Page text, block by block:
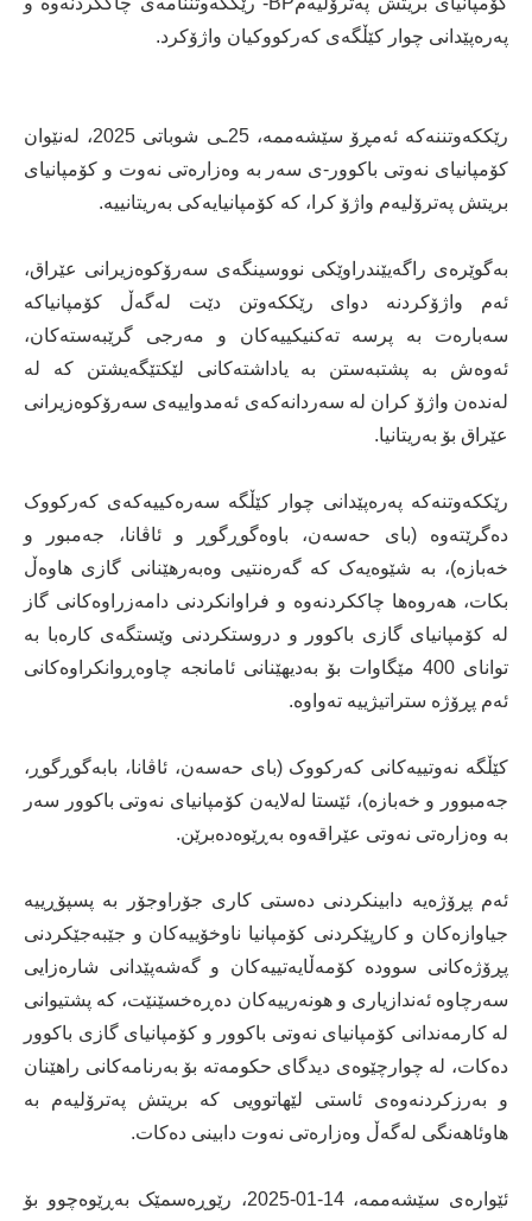
پەرەپێدانی چوار کێڵگەی کەرکووکیان واژۆکرد.
رێککەوتننەکە ئەمڕۆ سێشەممە، 25ـی شوباتی 2025، لەنێوان
کۆمپانیای نەوتی باکوور-ی سەر بە وەزارەتی نەوت و کۆمپانیای
بریتش پەترۆلیەم واژۆ کرا، کە کۆمپانیایەکی بەریتانییە.
بەگوێرەی راگەیێندراوێکی نووسینگەی سەرۆکوەزیرانی عێراق،
ئەم واژۆکردنە دوای رێککەوتن دێت لەگەڵ کۆمپانیاکە
سەبارەت بە پرسە تەکنیکییەکان و مەرجی گرێبەستەکان،
ئەوەش بە پشتبەستن بە یاداشتەکانی لێکتێگەیشتن کە لە
لەندەن واژۆ کران لە سەردانەکەی ئەمدواییەی سەرۆکوەزیرانی
عێراق بۆ بەریتانیا.
رێککەوتنەکە پەرەپێدانی چوار کێڵگە سەرەکییەکەی کەرکووک
دەگرێتەوە (بای حەسەن، باوەگوڕگوڕ و ئاڤانا، جەمبور و
خەبازە)، بە شێوەیەک کە گەرەنتیی وەبەرهێنانی گازی هاوەڵ
بکات، هەروەها چاککردنەوە و فراوانکردنی دامەزراوەکانی گاز
لە کۆمپانیای گازی باکوور و دروستکردنی وێستگەی کارەبا بە
توانای 400 مێگاوات بۆ بەدیهێنانی ئامانجە چاوەڕوانکراوەکانی
ئەم پڕۆژە ستراتیژییە تەواوە.
كێڵگە نەوتییەكانی كەركووک (بای حەسەن، ئاڤانا، بابەگوڕگوڕ،
جەمبوور و خەبازە)، ئێستا لەلایەن كۆمپانیای نەوتی باكوور سەر
بە وەزارەتی نەوتی عێراقەوە بەڕێوەدەبرێن.
ئەم پڕۆژەیە دابینکردنی دەستی کاری جۆراوجۆر بە پسپۆڕییە
جیاوازەکان و کارپێکردنی کۆمپانیا ناوخۆییەکان و جێبەجێکردنی
پڕۆژەکانی سوودە کۆمەڵایەتییەکان و گەشەپێدانی شارەزایی
سەرچاوە ئەندازیاری و هونەرییەکان دەڕەخسێنێت، کە پشتیوانی
لە کارمەندانی کۆمپانیای نەوتی باکوور و کۆمپانیای گازی باکوور
دەکات، لە چوارچێوەی دیدگای حکومەتە بۆ بەرنامەکانی راهێنان
و بەرزکردنەوەی ئاستی لێهاتوویی کە بریتش پەترۆلیەم بە
هاوئاهەنگی لەگەڵ وەزارەتی نەوت دابینی دەکات.
ئێوارەی سێشەممە، 14-01-2025، رێوڕەسمێک بەڕێوەچوو بۆ